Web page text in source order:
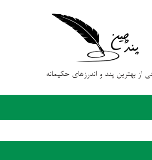
از بهترین پند و اندرزهای حکیمانه